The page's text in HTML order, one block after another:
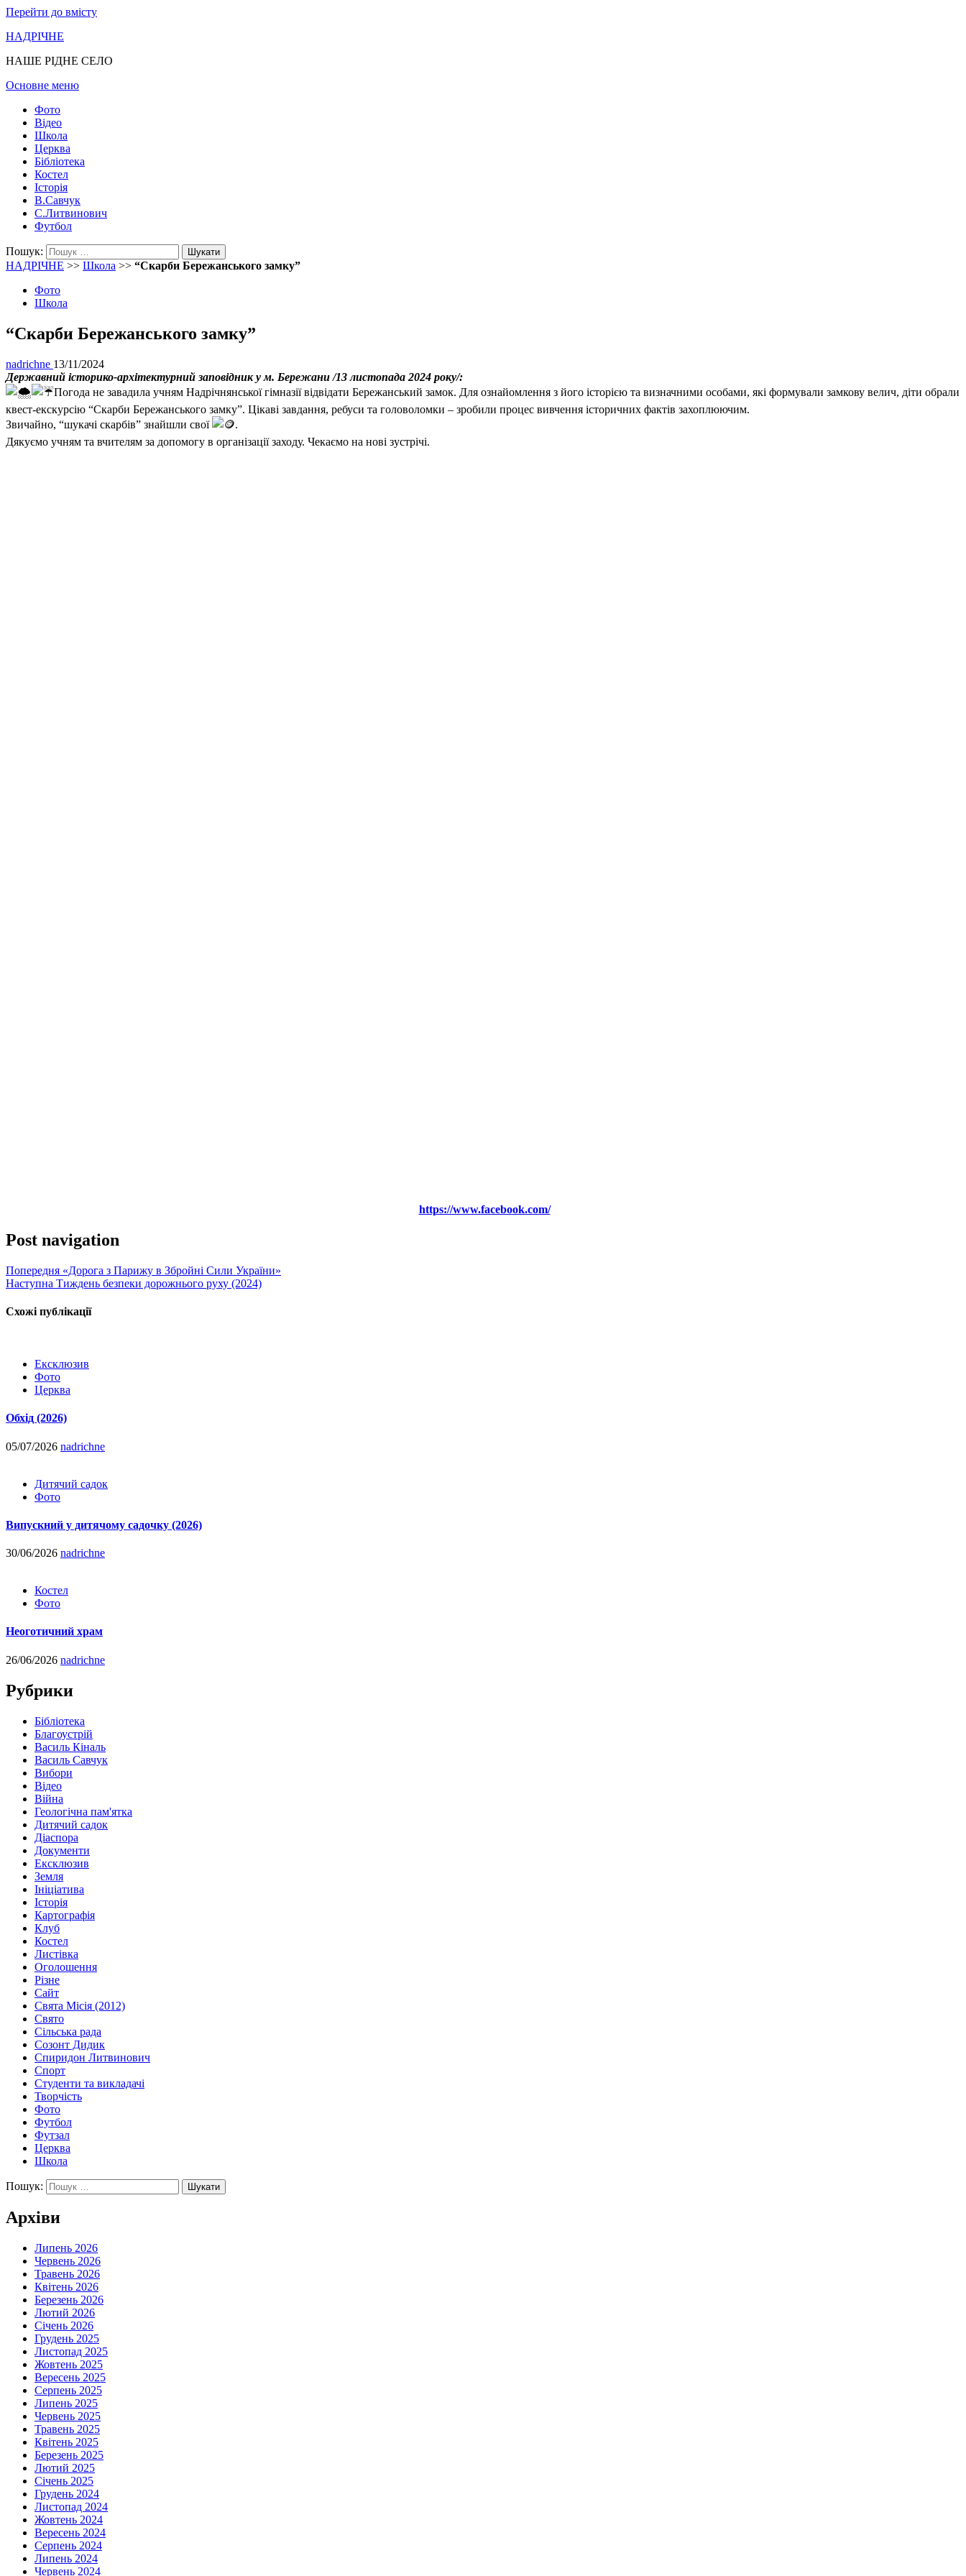
Перейти до вмісту
НАДРІЧНЕ
НАШЕ РІДНЕ СЕЛО
Основне меню
Фото
Відео
Школа
Церква
Бібліотека
Костел
Історія
В.Савчук
С.Литвинович
Футбол
Пошук:
НАДРІЧНЕ >> Школа >> “Скарби Бережанського замку”
Фото
Школа
“Скарби Бережанського замку”
nadrichne 13/11/2024
Державний історико-архітектурний заповідник у м. Бережани /13 листопада 2024 року/:
Погода не завадила учням Надрічнянської гімназії відвідати Бережанський замок. Для ознайомлення з його історією та визначними особами, які формували замкову велич, діти обрали
квест-екскурсію “Скарби Бережанського замку”. Цікаві завдання, ребуси та головоломки – зробили процес вивчення історичних фактів захоплюючим.
Звичайно, “шукачі скарбів” знайшли свої
.
Дякуємо учням та вчителям за допомогу в організації заходу. Чекаємо на нові зустрічі.
https://www.facebook.com/
Post navigation
Попередня «Дорога з Парижу в Збройні Сили України»
Наступна Тиждень безпеки дорожнього руху (2024)
Схожі публікації
Ексклюзив
Фото
Церква
Обхід (2026)
05/07/2026 nadrichne
Дитячий садок
Фото
Випускний у дитячому садочку (2026)
30/06/2026 nadrichne
Костел
Фото
Неоготичний храм
26/06/2026 nadrichne
Рубрики
Бібліотека
Благоустрій
Василь Кіналь
Василь Савчук
Вибори
Відео
Війна
Геологічна пам'ятка
Дитячий садок
Діаспора
Документи
Ексклюзив
Земля
Ініціатива
Історія
Картографія
Клуб
Костел
Листівка
Оголошення
Різне
Сайт
Свята Місія (2012)
Свято
Сільська рада
Созонт Дидик
Спиридон Литвинович
Спорт
Студенти та викладачі
Творчість
Фото
Футбол
Футзал
Церква
Школа
Пошук:
Архіви
Липень 2026
Червень 2026
Травень 2026
Квітень 2026
Березень 2026
Лютий 2026
Січень 2026
Грудень 2025
Листопад 2025
Жовтень 2025
Вересень 2025
Серпень 2025
Липень 2025
Червень 2025
Травень 2025
Квітень 2025
Березень 2025
Лютий 2025
Січень 2025
Грудень 2024
Листопад 2024
Жовтень 2024
Вересень 2024
Серпень 2024
Липень 2024
Червень 2024